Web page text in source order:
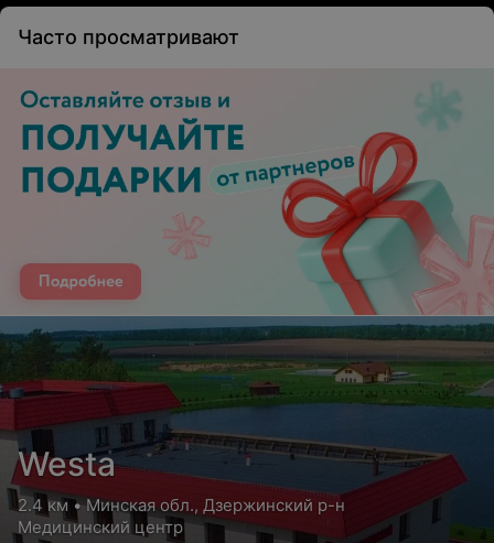
Часто просматривают
Westa
2.4 км • Минская обл., Дзержинский р-н
Медицинский центр